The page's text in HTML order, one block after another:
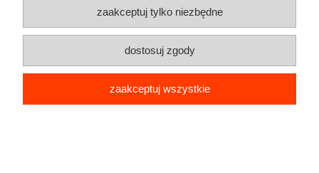
zaakceptuj tylko niezbędne
dostosuj zgody
zaakceptuj wszystkie